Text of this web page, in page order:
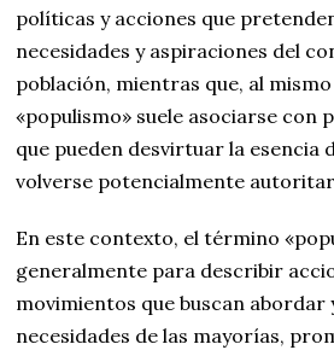
políticas y acciones que
necesidades y aspiraciones del
población, mientras que, al
«populismo» suele asociarse con
que pueden desvirtuar la esencia
volverse potencialmente
En este contexto, el término
generalmente para describir
movimientos que buscan abordar
necesidades de las mayorías,